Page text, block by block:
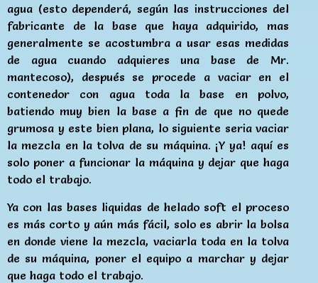
agua (esto dependerá, según las instrucciones del
fabricante de la base que haya adquirido, mas
generalmente se acostumbra a usar esas medidas
de agua cuando adquieres una base de Mr.
mantecoso), después se procede a vaciar en el
contenedor con agua toda la base en polvo,
batiendo muy bien la base a fin de que no quede
grumosa y este bien plana, lo siguiente seria vaciar
la mezcla en la tolva de su máquina. ¡Y ya! aquí es
solo poner a funcionar la máquina y dejar que haga
todo el trabajo.
Ya con las bases liquidas de helado soft el proceso
es más corto y aún más fácil, solo es abrir la bolsa
en donde viene la mezcla, vaciarla toda en la tolva
de su máquina, poner el equipo a marchar y dejar
que haga todo el trabajo.